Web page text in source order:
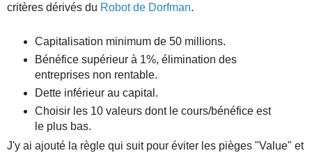
critères dérivés du Robot de Dorfman.
Capitalisation minimum de 50 millions.
Bénéfice supérieur à 1%, élimination des
entreprises non rentable.
Dette inférieur au capital.
Choisir les 10 valeurs dont le cours/bénéfice est
le plus bas.
J'y ai ajouté la règle qui suit pour éviter les pièges "Value" et